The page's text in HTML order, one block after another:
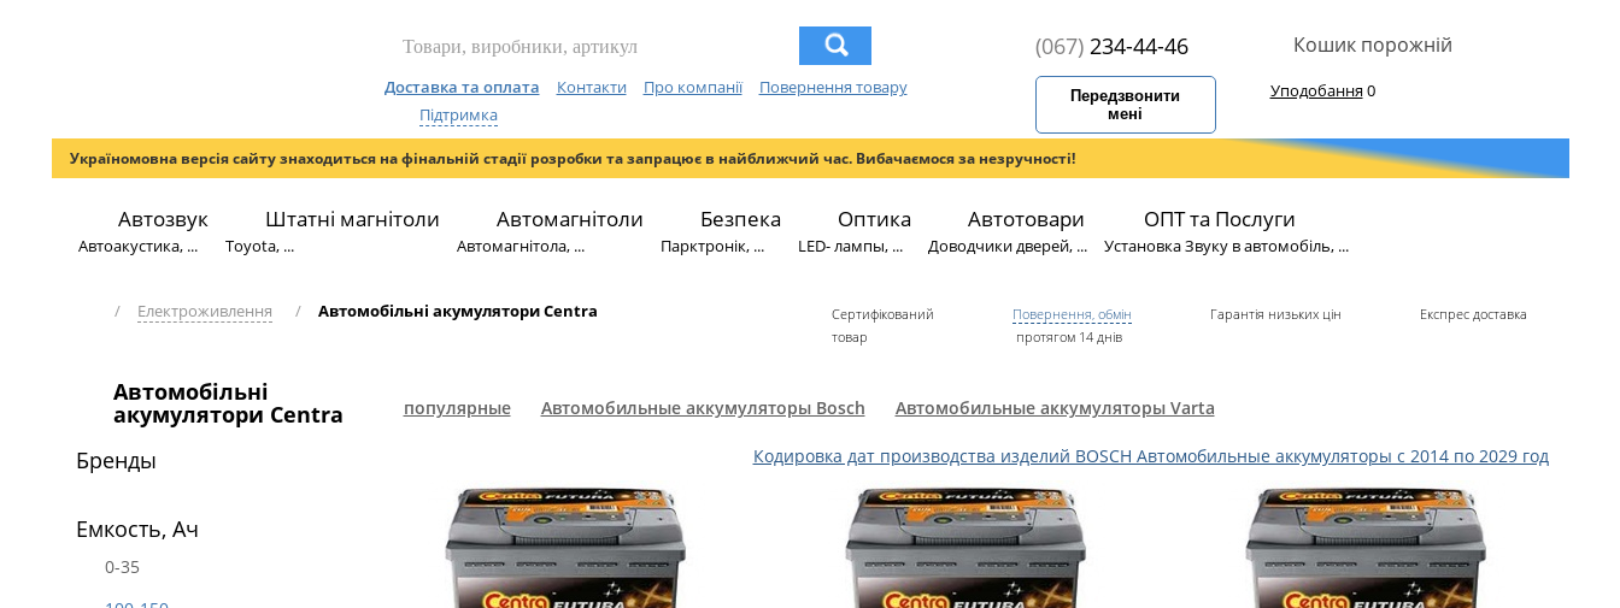
Доставка та оплата Контакти Про компанії
Повернення товару
Підтримка
(067)234-44-46
Передзвонити
мені
Кошик порожній
Уподобання0
Україномовна версія сайту знаходиться на фінальній стадії розробки та запрацює в найближчий час. Вибачаємося за незручності!
Автозвук
Автоакустика, ...
Штатні магнітоли
Toyota, ...
Автомагнітоли
Автомагнітола, ...
Безпека
Парктронік, ...
Оптика
LED- лампы, ...
Автотовари
Доводчики дверей, ...
ОПТ та Послуги
Установка Звуку в автомобіль, ...
/ Електроживлення / Автомобільні акумулятори Centra
Сертифікований
товар
Повернення, обмін
протягом 14 днів
Гарантія низьких цін Експрес доставка
Автомобільні
акумулятори Centra
Бренды
Емкость, Ач
0-35
популярные Автомобильные аккумуляторы Bosch Автомобильные аккумуляторы Varta
Кодировка дат производства изделий BOSCH Автомобильные аккумуляторы с 2014 по 2029 год